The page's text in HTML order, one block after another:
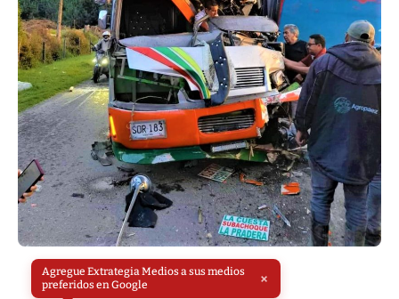
Agregue Extrategia Medios a sus medios
preferidos en Google
×